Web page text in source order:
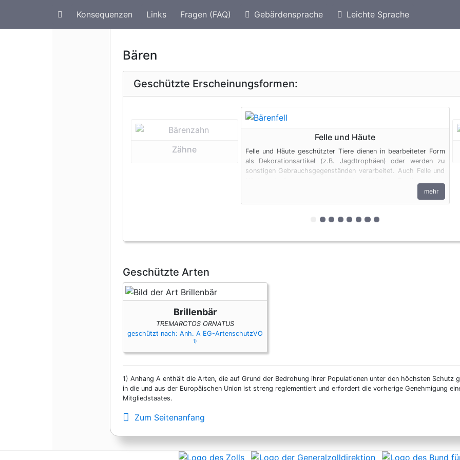
Konsequenzen Links Fragen (FAQ) Gebärdensprache Leichte Sprache
Bären
Geschützte Erscheinungsformen:
Vorherige geschützte Erscheinungsform
Zähne
Felle und Häute
Felle und Häute geschützter Tiere dienen in bearbeiteter Form
als Dekorationsartikel (z.B. Jagdtrophäen) oder werden zu
sonstigen Gebrauchsgegenständen verarbeitet. Auch Felle und
Bei privaten Einfuhren zum persönlichen Gebrauch sind bis zu
vier Erzeugnisse von Krokodilen des Anhangs B pro Person
transportiert werden. Fleisch und Jagdtrophäen sind von dieser
mehr
zur 1. geschützten Erscheinungsform
zur 2. geschützten
zur 3. geschützten
zur 4. geschützten
zur 5. geschützten
zur 6. geschützten
zur 7. geschützten
zur 8. geschützten
Geschützte Arten
Brillenbär
TREMARCTOS ORNATUS
geschützt nach: Anh. A EG-ArtenschutzVO
1)
1) Anhang A enthält die Arten, die auf Grund der Bedrohung ihrer Populationen unter den höchsten Schutz
in die und aus der Europäischen Union ist streng reglementiert und erfordert die vorherige Genehmigung
Mitgliedstaates.
Zum Seitenanfang